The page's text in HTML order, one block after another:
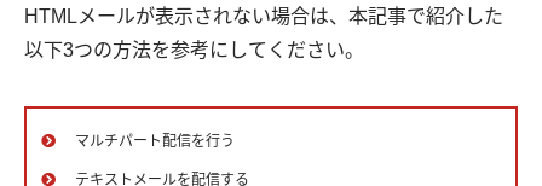
HTMLメールが表示されない場合は、本記事で紹介した
以下3つの方法を参考にしてください。
マルチパート配信を行う
テキストメールを配信する